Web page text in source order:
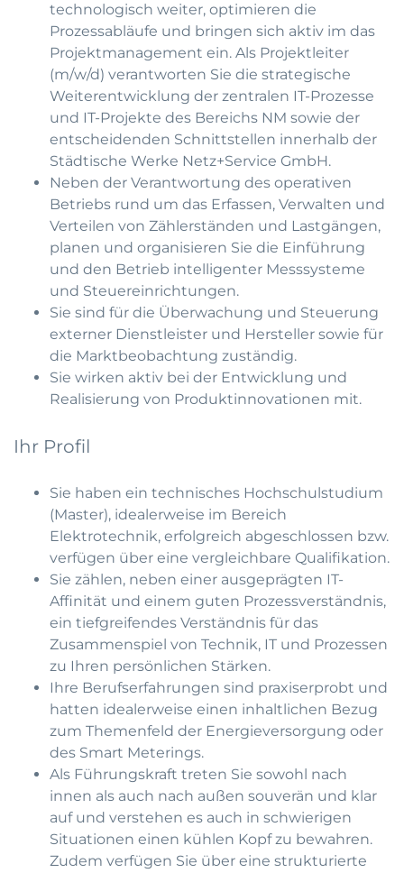
technologisch weiter, optimieren die
Prozessabläufe und bringen sich aktiv im das
Projektmanagement ein. Als Projektleiter
(m/w/d) verantworten Sie die strategische
Weiterentwicklung der zentralen IT-Prozesse
und IT-Projekte des Bereichs NM sowie der
entscheidenden Schnittstellen innerhalb der
Städtische Werke Netz+Service GmbH.
Neben der Verantwortung des operativen
Betriebs rund um das Erfassen, Verwalten und
Verteilen von Zählerständen und Lastgängen,
planen und organisieren Sie die Einführung
und den Betrieb intelligenter Messsysteme
und Steuereinrichtungen.
Sie sind für die Überwachung und Steuerung
externer Dienstleister und Hersteller sowie für
die Marktbeobachtung zuständig.
Sie wirken aktiv bei der Entwicklung und
Realisierung von Produktinnovationen mit.
Ihr Profil
Sie haben ein technisches Hochschulstudium
(Master), idealerweise im Bereich
Elektrotechnik, erfolgreich abgeschlossen bzw.
verfügen über eine vergleichbare Qualifikation.
Sie zählen, neben einer ausgeprägten IT-
Affinität und einem guten Prozessverständnis,
ein tiefgreifendes Verständnis für das
Zusammenspiel von Technik, IT und Prozessen
zu Ihren persönlichen Stärken.
Ihre Berufserfahrungen sind praxiserprobt und
hatten idealerweise einen inhaltlichen Bezug
zum Themenfeld der Energieversorgung oder
des Smart Meterings.
Als Führungskraft treten Sie sowohl nach
innen als auch nach außen souverän und klar
auf und verstehen es auch in schwierigen
Situationen einen kühlen Kopf zu bewahren.
Zudem verfügen Sie über eine strukturierte